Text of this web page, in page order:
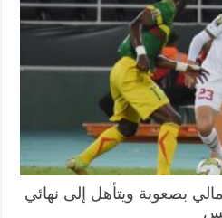
بصعوبة ويتأهل إلى نهائي